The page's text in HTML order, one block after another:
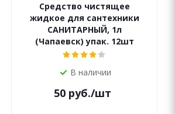
Средство чистящее
жидкое для сантехники
САНИТАРНЫЙ, 1л
(Чапаевск) упак. 12шт
В наличии
50 руб./шт